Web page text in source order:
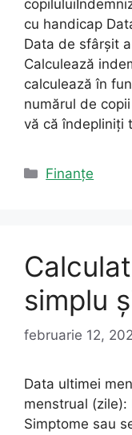
cu handicap
Data de sfârșit
Calculează
calculează în
numărul de
vă că îndepliniți
Categorii
Finanțe
simplu
februarie 12,
Data ultimei
menstrual
Simptome sau